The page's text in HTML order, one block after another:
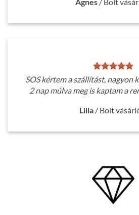
Ágnes / Bolt
SOS kértem a szállítást, nagyon
2 nap múlva meg is kaptam a
Lilla / Bolt